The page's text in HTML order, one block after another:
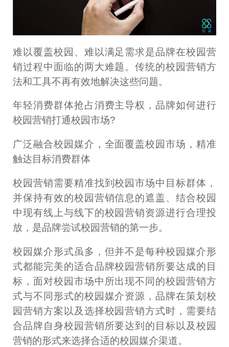
难以覆盖校园、难以满足需求是品牌在校园营
销过程中面临的两大难题。传统的校园营销方
法和工具不再有效地解决这些问题。
年轻消费群体抢占消费主导权，品牌如何进行
校园营销打通校园市场?
广泛融合校园媒介，全面覆盖校园市场，精准
触达目标消费群体
校园营销需要精准找到校园市场中目标群体，
并保持有效的校园营销信息的遮盖、结合校园
中现有线上与线下的校园营销资源进行合理投
放，是品牌尝试校园营销的第一步。
校园媒介形式虽多，但并不是每种校园媒介形
式都能完美的适合品牌校园营销所要达成的目
标，面对校园市场中所出现不同的校园营销方
式与不同形式的校园媒介资源，品牌在策划校
园营销方案以及选择校园营销方式时，需要结
合品牌自身校园营销所要达到的目标以及校园
营销的形式来选择合适的校园媒介渠道。